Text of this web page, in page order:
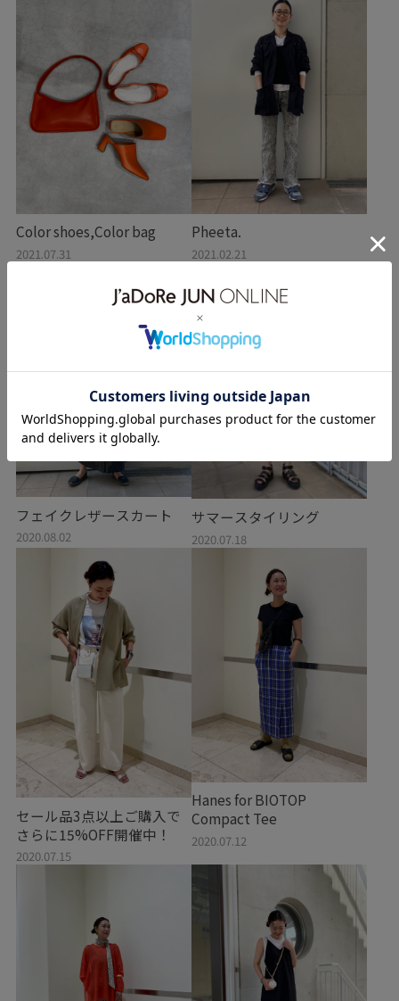
Color shoes,Color bag
2021.07.31
Pheeta.
2021.02.21
フェイクレザースカート
2020.08.02
サマースタイリング
2020.07.18
セール品3点以上ご購入で
さらに15%OFF開催中！
2020.07.15
Hanes for BIOTOP
Compact Tee
2020.07.12